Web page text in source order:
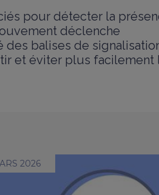
pour détecter la
déclenche
des balises de
et éviter plus facilement
2026